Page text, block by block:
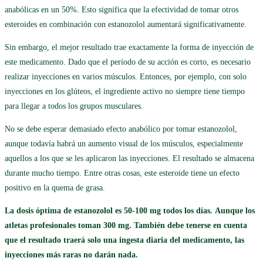
anabólicas en un 50%. Esto significa que la efectividad de tomar otros
esteroides en combinación con estanozolol aumentará significativamente.
Sin embargo, el mejor resultado trae exactamente la forma de inyección de
este medicamento. Dado que el período de su acción es corto, es necesario
realizar inyecciones en varios músculos. Entonces, por ejemplo, con solo
inyecciones en los glúteos, el ingrediente activo no siempre tiene tiempo
para llegar a todos los grupos musculares.
No se debe esperar demasiado efecto anabólico por tomar estanozolol,
aunque todavía habrá un aumento visual de los músculos, especialmente
aquellos a los que se les aplicaron las inyecciones. El resultado se almacena
durante mucho tiempo. Entre otras cosas, este esteroide tiene un efecto
positivo en la quema de grasa.
La dosis óptima de estanozolol es 50-100 mg todos los días. Aunque los
atletas profesionales toman 300 mg. También debe tenerse en cuenta
que el resultado traerá solo una ingesta diaria del medicamento, las
inyecciones más raras no darán nada.